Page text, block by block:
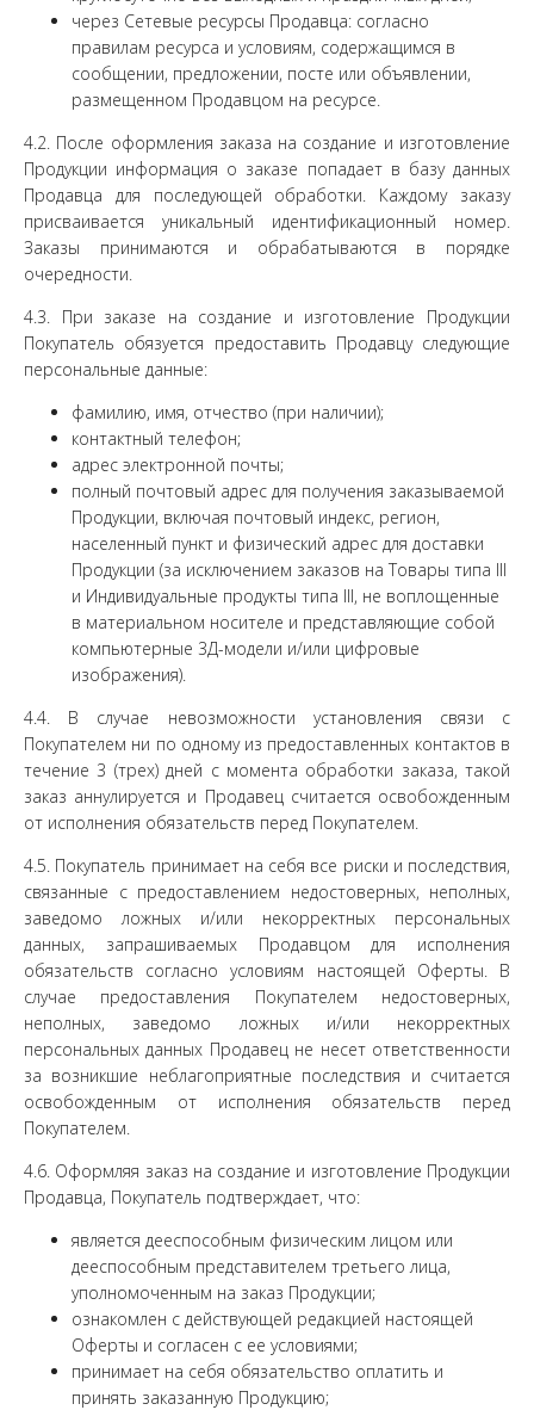
через Сетевые ресурсы Продавца: согласно
правилам ресурса и условиям, содержащимся в
сообщении, предложении, посте или объявлении,
размещенном Продавцом на ресурсе.
4.2. После оформления заказа на создание и изготовление
Продукции информация о заказе попадает в базу данных
Продавца для последующей обработки. Каждому заказу
присваивается уникальный идентификационный номер.
Заказы принимаются и обрабатываются в порядке
очередности.
4.3. При заказе на создание и изготовление Продукции
Покупатель обязуется предоставить Продавцу следующие
персональные данные:
фамилию, имя, отчество (при наличии);
контактный телефон;
адрес электронной почты;
полный почтовый адрес для получения заказываемой
Продукции, включая почтовый индекс, регион,
населенный пункт и физический адрес для доставки
Продукции (за исключением заказов на Товары типа III
и Индивидуальные продукты типа III, не воплощенные
в материальном носителе и представляющие собой
компьютерные 3Д-модели и/или цифровые
изображения).
4.4. В случае невозможности установления связи с
Покупателем ни по одному из предоставленных контактов в
течение 3 (трех) дней с момента обработки заказа, такой
заказ аннулируется и Продавец считается освобожденным
от исполнения обязательств перед Покупателем.
4.5. Покупатель принимает на себя все риски и последствия,
связанные с предоставлением недостоверных, неполных,
заведомо ложных и/или некорректных персональных
данных, запрашиваемых Продавцом для исполнения
обязательств согласно условиям настоящей Оферты. В
случае предоставления Покупателем недостоверных,
неполных, заведомо ложных и/или некорректных
персональных данных Продавец не несет ответственности
за возникшие неблагоприятные последствия и считается
освобожденным от исполнения обязательств перед
Покупателем.
4.6. Оформляя заказ на создание и изготовление Продукции
Продавца, Покупатель подтверждает, что:
является дееспособным физическим лицом или
дееспособным представителем третьего лица,
уполномоченным на заказ Продукции;
ознакомлен с действующей редакцией настоящей
Оферты и согласен с ее условиями;
принимает на себя обязательство оплатить и
принять заказанную Продукцию;